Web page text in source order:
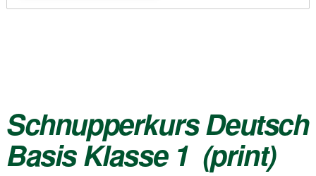
SchnupperkursDeutsch
Basis Klasse 1 (print)